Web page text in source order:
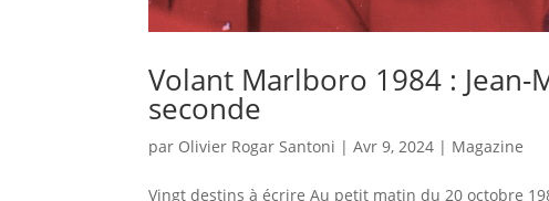
Volant Marlboro 1984 :
seconde
par Olivier Rogar Santoni |Avr 9, 2024 | Magazine
Vingt destins à écrire Au petit matin du 20 octobre